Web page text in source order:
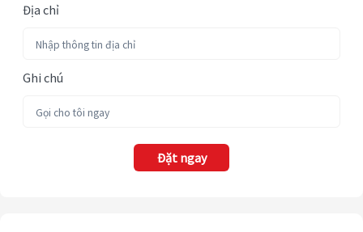
Địa chỉ
Ghi chú
Đặt ngay